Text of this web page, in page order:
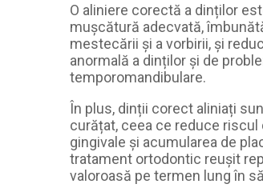
O aliniere corectă a dinților
mușcătură adecvată,
mestecării și a vorbirii, și
anormală a dinților și de
temporomandibulare.
În plus, dinții corect aliniați
curățat, ceea ce reduce riscul
gingivale și acumularea de
tratament ortodontic reușit
valoroasă pe termen lung în